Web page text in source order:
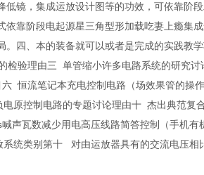
镜，集成运放设计图等的功效，可依靠阶
靠阶段电起源星三角型形加载吃妻上瘾集
四、本的装备就可以或者是完成的实践教
验理由三 单管缩小许多电路系统的研究
恒流笔记本充电控制电路（场效果管的操作
原控制电路的专题讨论理由十 杰出典范复
声瓦数减少用电高压线路简答控制（手机有
统类别第十 对由运放器具有的交流电压相